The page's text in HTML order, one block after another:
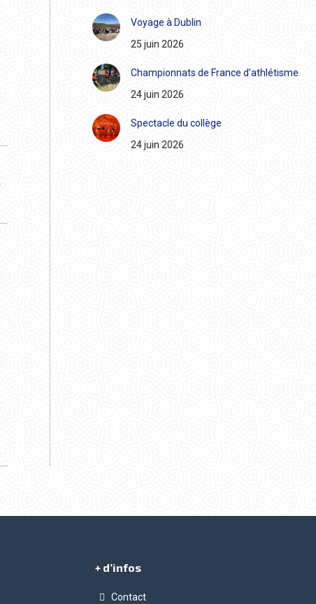
Voyage à Dublin
25 juin 2026
Championnats de France d’athlétisme
24 juin 2026
Spectacle du collège
24 juin 2026
+ d’infos
Contact